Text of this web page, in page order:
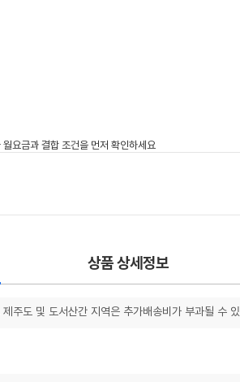
상품 상세정보
제주도 및 도서산간 지역은 추가배송비가 부과될 수